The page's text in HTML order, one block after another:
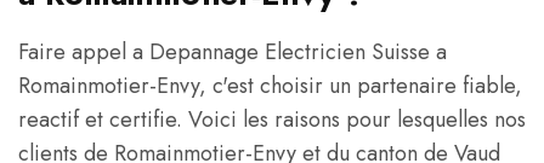
Faire appel a Depannage Electricien Suisse a
Romainmotier-Envy, c'est choisir un partenaire fiable,
reactif et certifie. Voici les raisons pour lesquelles nos
clients de Romainmotier-Envy et du canton de Vaud